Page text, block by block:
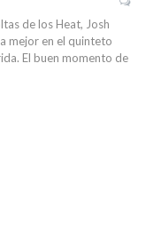
de los Heat, Josh
mejor en el quinteto
El buen momento de